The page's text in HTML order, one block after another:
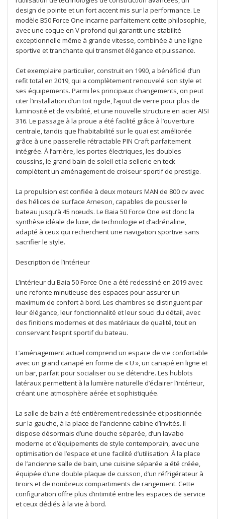
design de pointe et un fort accent mis sur la performance. Le
modèle B50 Force One incarne parfaitement cette philosophie,
avec une coque en V profond qui garantit une stabilité
exceptionnelle même à grande vitesse, combinée à une ligne
sportive et tranchante qui transmet élégance et puissance.
Cet exemplaire particulier, construit en 1990, a bénéficié d’un
refit total en 2019, qui a complètement renouvelé son style et
ses équipements. Parmi les principaux changements, on peut
citer l’installation d’un toit rigide, l’ajout de verre pour plus de
luminosité et de visibilité, et une nouvelle structure en acier AISI
316. Le passage à la proue a été facilité grâce à l’ouverture
centrale, tandis que l’habitabilité sur le quai est améliorée
grâce à une passerelle rétractable PIN Craft parfaitement
intégrée. À l’arrière, les portes électriques, les doubles
coussins, le grand bain de soleil et la sellerie en teck
complètent un aménagement de croiseur sportif de prestige.
La propulsion est confiée à deux moteurs MAN de 800 cv avec
des hélices de surface Arneson, capables de pousser le
bateau jusqu’à 45 nœuds. Le Baia 50 Force One est donc la
synthèse idéale de luxe, de technologie et d’adrénaline,
adapté à ceux qui recherchent une navigation sportive sans
sacrifier le style.
Description de l’intérieur
L’intérieur du Baia 50 Force One a été redessiné en 2019 avec
une refonte minutieuse des espaces pour assurer un
maximum de confort à bord. Les chambres se distinguent par
leur élégance, leur fonctionnalité et leur souci du détail, avec
des finitions modernes et des matériaux de qualité, tout en
conservant l’esprit sportif du bateau.
L’aménagement actuel comprend un espace de vie confortable
avec un grand canapé en forme de « U », un canapé en ligne et
un bar, parfait pour socialiser ou se détendre. Les hublots
latéraux permettent à la lumière naturelle d’éclairer l’intérieur,
créant une atmosphère aérée et sophistiquée.
La salle de bain a été entièrement redessinée et positionnée
sur la gauche, à la place de l’ancienne cabine d’invités. Il
dispose désormais d’une douche séparée, d’un lavabo
moderne et d’équipements de style contemporain, avec une
optimisation de l’espace et une facilité d’utilisation. À la place
de l’ancienne salle de bain, une cuisine séparée a été créée,
équipée d’une double plaque de cuisson, d’un réfrigérateur à
tiroirs et de nombreux compartiments de rangement. Cette
configuration offre plus d’intimité entre les espaces de service
et ceux dédiés à la vie à bord.